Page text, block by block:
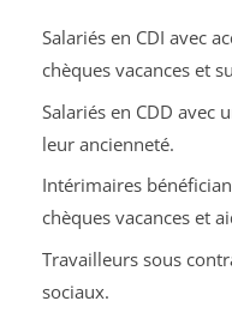
Salariés en CDI avec
chèques vacances et
Salariés en CDD avec
leur ancienneté.
Intérimaires
chèques vacances et
Travailleurs sous
sociaux.